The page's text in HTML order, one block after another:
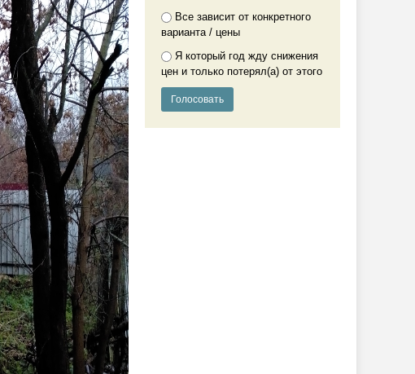
Все зависит от конкретного
варианта / цены
Я который год жду снижения
цен и только потерял(а) от этого